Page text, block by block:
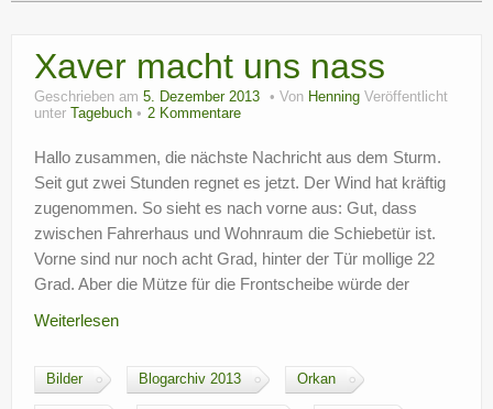
Xaver macht uns nass
Geschrieben am 5. Dezember 2013 Von Henning Veröffentlicht
unter
Tagebuch 2 Kommentare
Hallo zusammen, die nächste Nachricht aus dem Sturm.
Seit gut zwei Stunden regnet es jetzt. Der Wind hat kräftig
zugenommen. So sieht es nach vorne aus: Gut, dass
zwischen Fahrerhaus und Wohnraum die Schiebetür ist.
Vorne sind nur noch acht Grad, hinter der Tür mollige 22
Grad. Aber die Mütze für die Frontscheibe würde der
Weiterlesen
Bilder Blogarchiv 2013 Orkan